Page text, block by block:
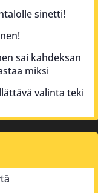
sinetti!
sai kahdeksan
miksi
valinta teki